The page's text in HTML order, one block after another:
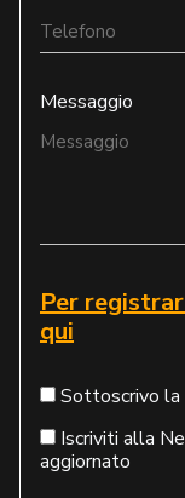
Messaggio
Per
qui
Consenso
Sottoscrivo la
Newsletter
Iscriviti alla
aggiornato